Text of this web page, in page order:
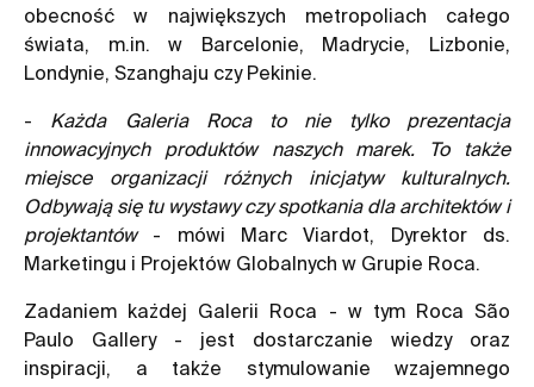
obecność w największych metropoliach całego
świata, m.in. w Barcelonie, Madrycie, Lizbonie,
Londynie, Szanghaju czy Pekinie.
- Każda Galeria Roca to nie tylko prezentacja
innowacyjnych produktów naszych marek. To także
miejsce organizacji różnych inicjatyw kulturalnych.
Odbywają się tu wystawy czy spotkania dla architektów i
projektantów- mówi Marc Viardot, Dyrektor ds.
Marketingu i Projektów Globalnych w Grupie Roca.
Zadaniem każdej Galerii Roca - w tym Roca São
Paulo Gallery - jest dostarczanie wiedzy oraz
inspiracji, a także stymulowanie wzajemnego